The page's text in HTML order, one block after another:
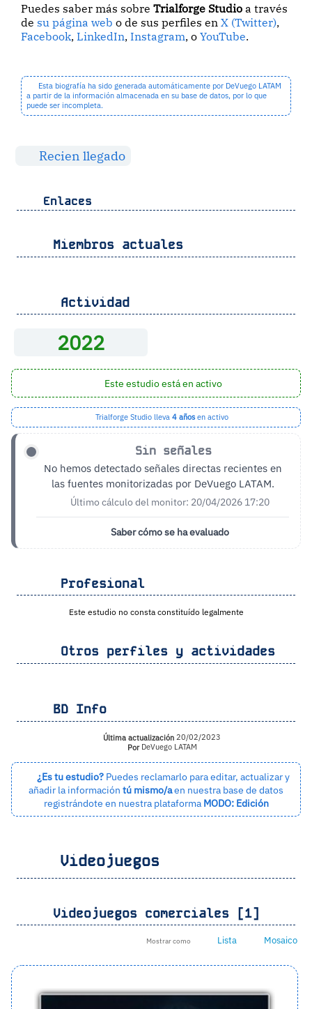
Puedes saber más sobreTrialforge Studio a través
de su página web o de sus perfiles enX (Twitter),
Facebook,LinkedIn,Instagram, oYouTube.
Esta biografía ha sido generada automáticamente por DeVuego LATAM
a partir de la información almacenada en su base de datos, por lo que
puede ser incompleta.
Recien llegado
Enlaces
Miembros actuales
Actividad
2022
Este estudio está en activo
Trialforge Studio lleva 4 años en activo
Sin señales
No hemos detectado señales directas recientes en
las fuentes monitorizadas por DeVuego LATAM.
Último cálculo del monitor: 20/04/2026 17:20
Saber cómo se ha evaluado
Profesional
Este estudio no consta constituído legalmente
Otros perfiles y actividades
BD Info
Última actualización 20/02/2023
PorDeVuego LATAM
¿Es tu estudio? Puedes reclamarlo para editar, actualizar y
añadir la información tú mismo/aen nuestra base de datos
registrándote en nuestra plataforma MODO: Edición
Videojuegos
Videojuegos comerciales [1]
Mostrar como Lista Mosaico